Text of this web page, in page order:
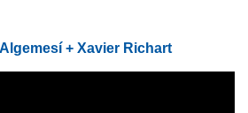
+ Xavier Richart